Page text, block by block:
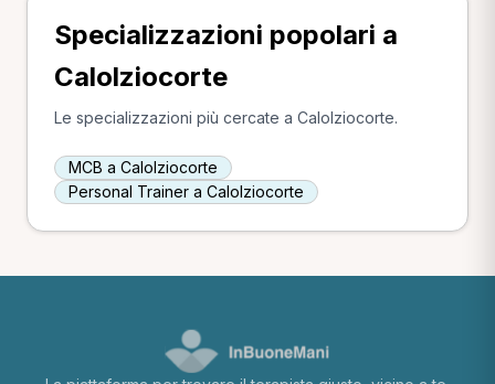
Specializzazioni popolari a
Calolziocorte
Le specializzazioni più cercate a Calolziocorte.
MCB a Calolziocorte
Personal Trainer a Calolziocorte